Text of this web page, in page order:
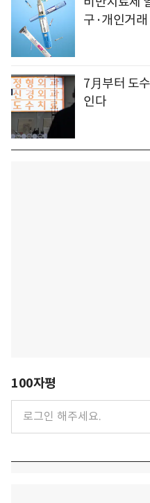
구·개인거
7月부터 도
인다
100자평